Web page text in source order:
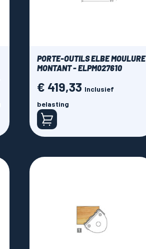
PORTE-OUTILS ELBE MOULURE
MONTANT - ELPM027610
Prijs
€ 419,33 Inclusief
belasting